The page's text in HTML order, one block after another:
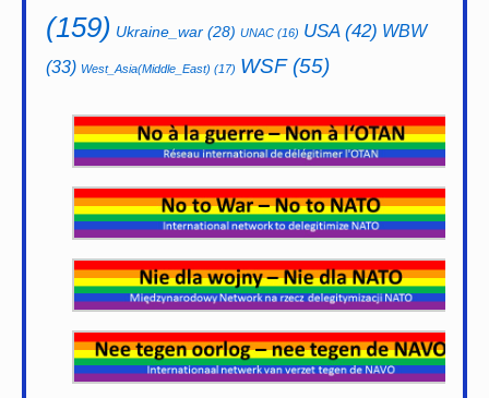
(159) Ukraine_war (28) UNAC (16) USA(42) WBW
(33) West_Asia(Middle_East) (17) WSF(55)